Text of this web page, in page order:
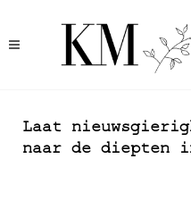
Laat
naar de diepten